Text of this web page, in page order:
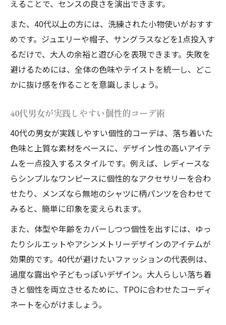
えることで、センスの良さを演出できます。
また、40代以上の方には、洗練された小物使いがおすす
めです。ジュエリーや帽子、サングラスなどを1点投入す
るだけで、大人の余裕と遊び心を表現できます。失敗を
避けるためには、全体の色味やテイストを統一し、どこ
かに抜け感を作ることを意識しましょう。
40代男女が実践しやすい個性的コーデ術
40代の男女が実践しやすい個性的コーデは、落ち着いた
色味と上質な素材をベースに、デザイン性の高いアイテ
ムを一点投入するスタイルです。例えば、レディースな
らシンプルなワンピースに個性的なアクセサリーを合わ
せたり、メンズなら無地のシャツに柄パンツを合わせて
みると、簡単に印象を変えられます。
また、体型や年齢をカバーしつつ個性を出すには、ゆっ
たりシルエットやアシンメトリーデザインのアイテムが
効果的です。40代が避けたいファッションの代表例は、
過度な露出や子どもっぽいデザイン。大人らしい落ち着
きと個性を両立させるために、TPOに合わせたコーディ
ネートを心がけましょう。